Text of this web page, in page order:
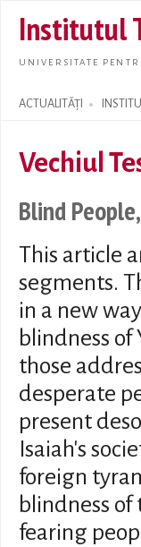
Institutul
UNIVERSITATE
ACTUALITĂȚI INSTITUT
Search form
Vechiul
Blind
This article
segments.
in a new
blindness
those
desperate
present
Isaiah's
foreign
blindness
fearing